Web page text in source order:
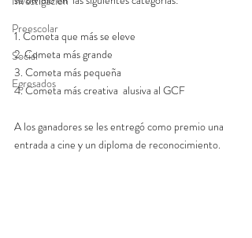
Preescolar
Social
Egresados
1. Cometa que más se eleve
2. Cometa más grande
3. Cometa más pequeña
4. Cometa más creativa  alusiva al GCF
A los ganadores se les entregó como premio una
entrada a cine y un diploma de reconocimiento.